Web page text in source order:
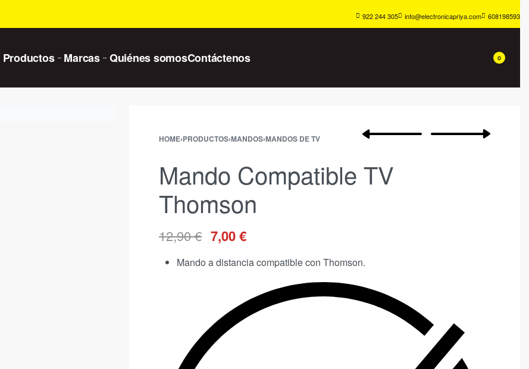
922 244 305 info@electronicapriya.com 608198593
Productos Marcas Quiénes somosContáctenos 0
HOME›PRODUCTOS›MANDOS›MANDOS DE TV
Mando Compatible TV
Thomson
12,90€ 7,00€
Mando a distancia compatible con Thomson.